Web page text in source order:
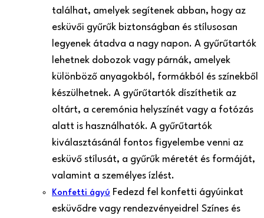
találhat, amelyek segítenek abban, hogy az
esküvői gyűrűk biztonságban és stílusosan
legyenek átadva a nagy napon. A gyűrűtartók
lehetnek dobozok vagy párnák, amelyek
különböző anyagokból, formákból és színekből
készülhetnek. A gyűrűtartók díszíthetik az
oltárt, a ceremónia helyszínét vagy a fotózás
alatt is használhatók. A gyűrűtartók
kiválasztásánál fontos figyelembe venni az
esküvő stílusát, a gyűrűk méretét és formáját,
valamint a személyes ízlést.
Konfetti ágyú Fedezd fel konfetti ágyúinkat
esküvődre vagy rendezvényeidre! Színes és